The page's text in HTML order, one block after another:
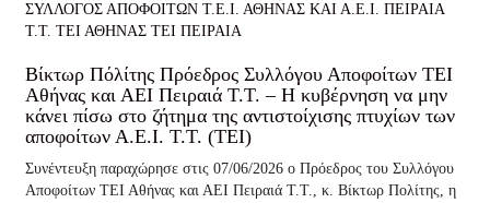
ΣΥΛΛΟΓΟΣ ΑΠΟΦΟΙΤΩΝ Τ.Ε.Ι. ΑΘΗΝΑΣ ΚΑΙ Α.Ε.Ι. ΠΕΙΡΑΙΑ
Τ.Τ. ΤΕΙ ΑΘΗΝΑΣ ΤΕΙ ΠΕΙΡΑΙΑ
Βίκτωρ Πόλίτης Πρόεδρος Συλλόγου Αποφοίτων ΤΕΙ
Αθήνας και ΑΕΙ Πειραιά Τ.Τ. – Η κυβέρνηση να μην
κάνει πίσω στο ζήτημα της αντιστοίχισης πτυχίων των
αποφοίτων Α.Ε.Ι. Τ.Τ. (ΤΕΙ)
Συνέντευξη παραχώρησε στις 07/06/2026 ο Πρόεδρος του Συλλόγου
Αποφοίτων ΤΕΙ Αθήνας και ΑΕΙ Πειραιά Τ.Τ., κ. Βίκτωρ Πολίτης, η